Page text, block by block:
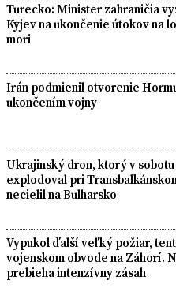
Turecko: Minister zahraničia
Kyjev na ukončenie útokov na
mori
Irán podmienil otvorenie
ukončením vojny
Ukrajinský dron, ktorý v sobotu
explodoval pri
necielil na Bulharsko
Vypukol ďalší veľký požiar,
vojenskom obvode na Záhorí.
prebieha intenzívny zásah